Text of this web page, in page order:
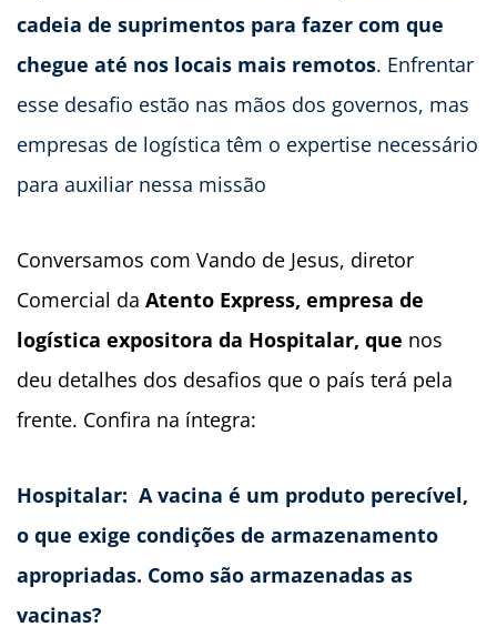
cadeia de suprimentos para fazer com que
chegue até nos locais mais remotos. Enfrentar
esse desafio estão nas mãos dos governos, mas
empresas de logística têm o expertise necessário
para auxiliar nessa missão
Conversamos com Vando de Jesus, diretor
Comercial da Atento Express, empresa de
logística expositora da Hospitalar, que nos
deu detalhes dos desafios que o país terá pela
frente. Confira na íntegra:
Hospitalar: A vacina é um produto perecível,
o que exige condições de armazenamento
apropriadas. Como são armazenadas as
vacinas?